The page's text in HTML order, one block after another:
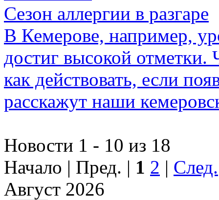
Сезон аллергии в разгаре
В Кемерове, например,
достиг высокой отметки.
как действовать, если
расскажут наши
Новости 1 - 10 из 18
Начало | Пред. | 1 2 | След.
Август 2026